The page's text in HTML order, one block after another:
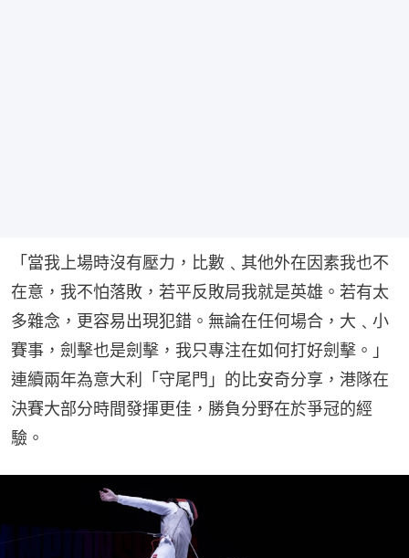
「當我上場時沒有壓力，比數﹑其他外在因素我也不
在意，我不怕落敗，若平反敗局我就是英雄。若有太
多雜念，更容易出現犯錯。無論在任何場合，大﹑小
賽事，劍擊也是劍擊，我只專注在如何打好劍擊。」
連續兩年為意大利「守尾門」的比安奇分享，港隊在
決賽大部分時間發揮更佳，勝負分野在於爭冠的經
驗。